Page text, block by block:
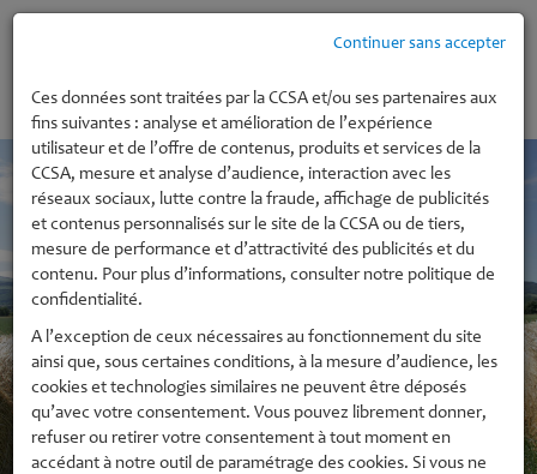
MENU
Continuer sans accepter
Ces données sont traitées par la CCSA et/ou ses partenaires aux
fins suivantes : analyse et amélioration de l’expérience
utilisateur et de l’offre de contenus, produits et services de la
CCSA, mesure et analyse d’audience, interaction avec les
réseaux sociaux, lutte contre la fraude, affichage de publicités
et contenus personnalisés sur le site de la CCSA ou de tiers,
mesure de performance et d’attractivité des publicités et du
contenu. Pour plus d’informations, consulter notre politique de
confidentialité.
A l’exception de ceux nécessaires au fonctionnement du site
ainsi que, sous certaines conditions, à la mesure d’audience, les
cookies et technologies similaires ne peuvent être déposés
qu’avec votre consentement. Vous pouvez librement donner,
refuser ou retirer votre consentement à tout moment en
accédant à notre outil de paramétrage des cookies. Si vous ne